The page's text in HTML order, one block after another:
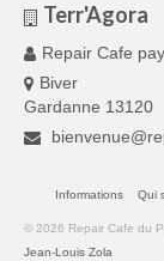
Terr'Agora
Repair Cafe
Biver
Gardanne 13120
Informations Qui
© 2026 Repair Cafe du
Jean-Louis Zola